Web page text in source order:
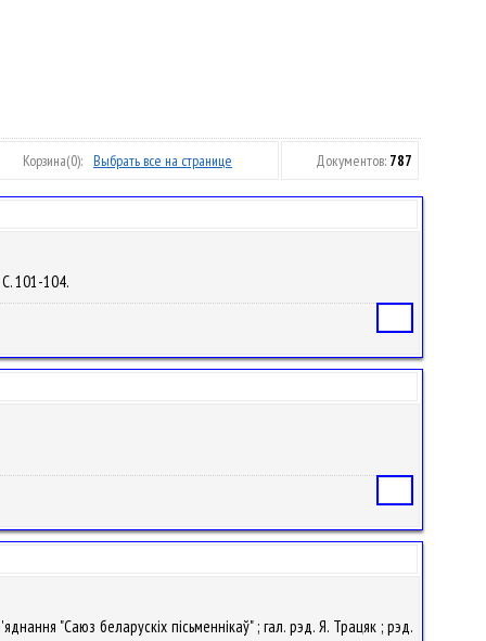
Корзина(0): Выбрать все на странице Документов: 787
101-104.
"Саюз беларускіх пісьменнікаў" ; гал. рэд. Я. Трацяк ; рэд.